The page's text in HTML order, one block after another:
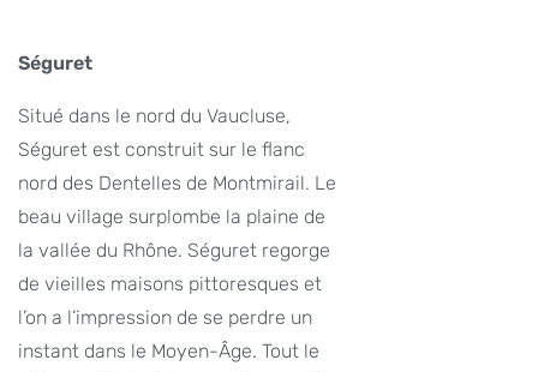
Séguret
Situé dans le nord du Vaucluse,
Séguret est construit sur le flanc
nord des Dentelles de Montmirail. Le
beau village surplombe la plaine de
la vallée du Rhône. Séguret regorge
de vieilles maisons pittoresques et
l’on a l’impression de se perdre un
instant dans le Moyen-Âge. Tout le